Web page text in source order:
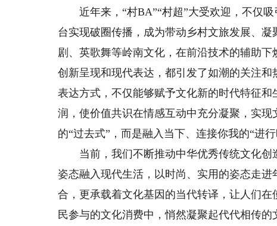
近年来，“村BA”“村超”大受欢迎，不仅吸
台实现破圈传播，成为带动乡村文旅发展、
剧、英歌舞等岭南文化，在前沿技术的辅助
创新呈现和现代表达，都引发了如潮的关注
表达方式，不仅能够赋予文化新的时代特征
润，使价值共识在情感互动中充分凝聚，实
的“过去式”，而是融入当下、连接你我的“进行
当前，我们不断推动中华优秀传统文化创
姿态融入现代生活，以时尚、实用的姿态走
合，更承载着文化基因的当代转译，让人们
民参与的文化消费中，悄然凝聚起代代相传